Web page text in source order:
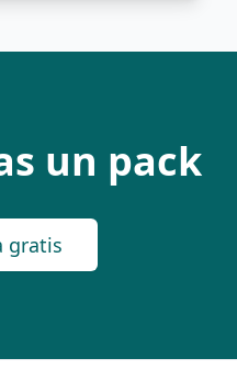
un pack
gratis